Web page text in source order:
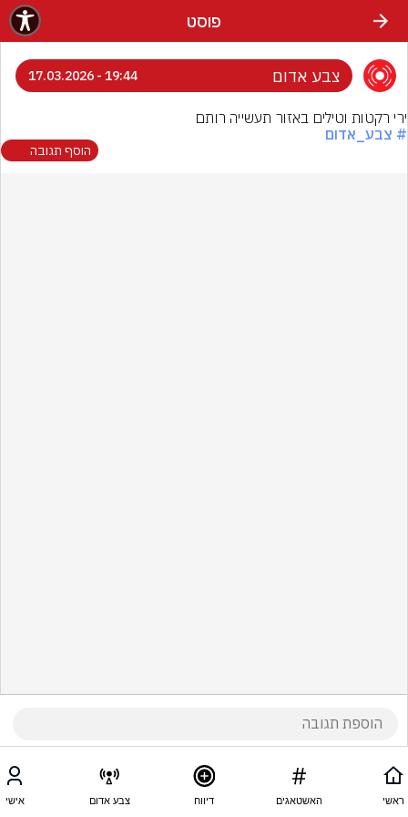
פוסט
צבע אדום 19:44 - 17.03.2026
ירי רקטות וטילים באזור תעשייה רותם
# צבע_אדום
הוסף תגובה
ראשי האשטאגים דיווח צבע אדום אישי